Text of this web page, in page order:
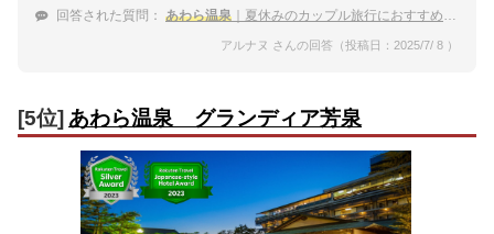
回答された質問： あわら温泉 ｜夏休みのカップル旅行におすすめな宿は？
アルナヌ さんの回答（投稿日：2025/7/ 8 ）
[5位] あわら温泉 グランディア芳泉